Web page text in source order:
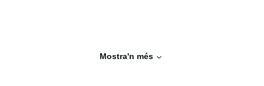
Mostra'n més